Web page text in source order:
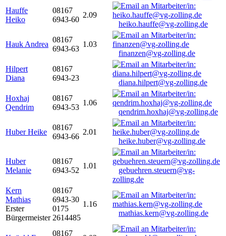
Hauffe
Heiko
08167
6943-60
2.09
heiko.hauffe@vg-zolling.de
Hauk Andrea
08167
6943-63
1.03
finanzen@vg-zolling.de
Hilpert
Diana
08167
6943-23
diana.hilpert@vg-zolling.de
Hoxhaj
Qendrim
08167
6943-53
1.06
qendrim.hoxhaj@vg-zolling.de
Huber Heike
08167
6943-66
2.01
heike.huber@vg-zolling.de
Huber
Melanie
08167
6943-52
1.01
gebuehren.steuern@vg-
zolling.de
Kern
Mathias
Erster
Bürgermeister
08167
6943-30
0175
2614485
1.16
mathias.kern@vg-zolling.de
08167